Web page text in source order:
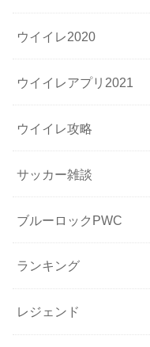
ウイイレ2020
ウイイレアプリ2021
ウイイレ攻略
サッカー雑談
ブルーロックPWC
ランキング
レジェンド